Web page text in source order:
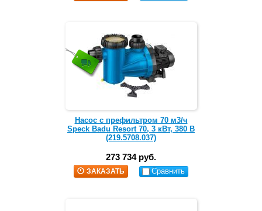
Насос с префильтром 70 м3/ч
Speck Badu Resort 70, 3 кВт, 380 В
(219.5708.037)
273 734 руб.
ЗАКАЗАТЬ Сравнить